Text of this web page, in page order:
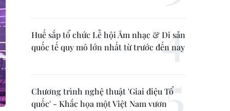
Huế sắp tổ chức Lễ hội Âm nhạc & Di sản
quốc tế quy mô lớn nhất từ trước đến nay
Chương trình nghệ thuật 'Giai điệu Tổ
quốc' - Khắc họa một Việt Nam vươn